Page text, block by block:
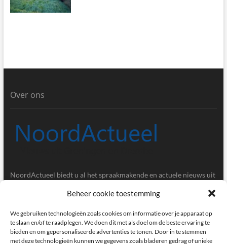
Beheer cookie toestemming
We gebruiken technologieën zoals cookies om informatie over je apparaat op
te slaan en/of te raadplegen. We doen dit met als doel om de beste ervaring te
bieden en om gepersonaliseerde advertenties te tonen. Door in te stemmen
met deze technologieën kunnen we gegevens zoals bladeren gedrag of unieke
Over ons
NoordActueel biedt u al het spraakmakende en actuele nieuws uit
Gegevens
Postbus 5020, 9700GA, Groningen